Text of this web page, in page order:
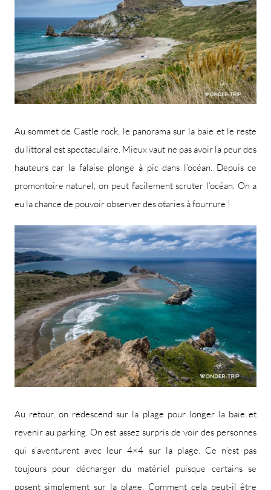
Au sommet de Castle rock, le panorama sur la baie et le reste
du littoral est spectaculaire. Mieux vaut ne pas avoir la peur des
hauteurs car la falaise plonge à pic dans l’océan. Depuis ce
promontoire naturel, on peut facilement scruter l’océan. On a
eu la chance de pouvoir observer des otaries à fourrure !
Au retour, on redescend sur la plage pour longer la baie et
revenir au parking. On est assez surpris de voir des personnes
qui s’aventurent avec leur 4×4 sur la plage. Ce n’est pas
toujours pour décharger du matériel puisque certains se
posent simplement sur la plage. Comment cela peut-il être